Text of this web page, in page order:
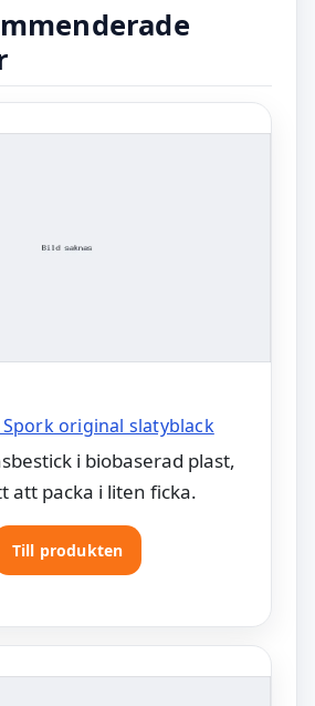
original slatyblack
i biobaserad plast,
att packa i liten ficka.
Till produkten